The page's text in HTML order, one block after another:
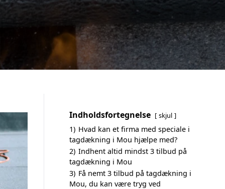
Indholdsfortegnelse skjul
1) Hvad kan et firma med speciale i
tagdækning i Mou hjælpe med?
2) Indhent altid mindst 3 tilbud på
tagdækning i Mou
3) Få nemt 3 tilbud på tagdækning i
Mou, du kan være tryg ved